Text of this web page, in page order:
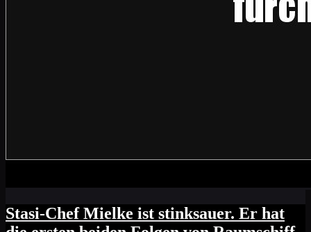
Stasi-Chef Mielke ist stinksauer. Er hat